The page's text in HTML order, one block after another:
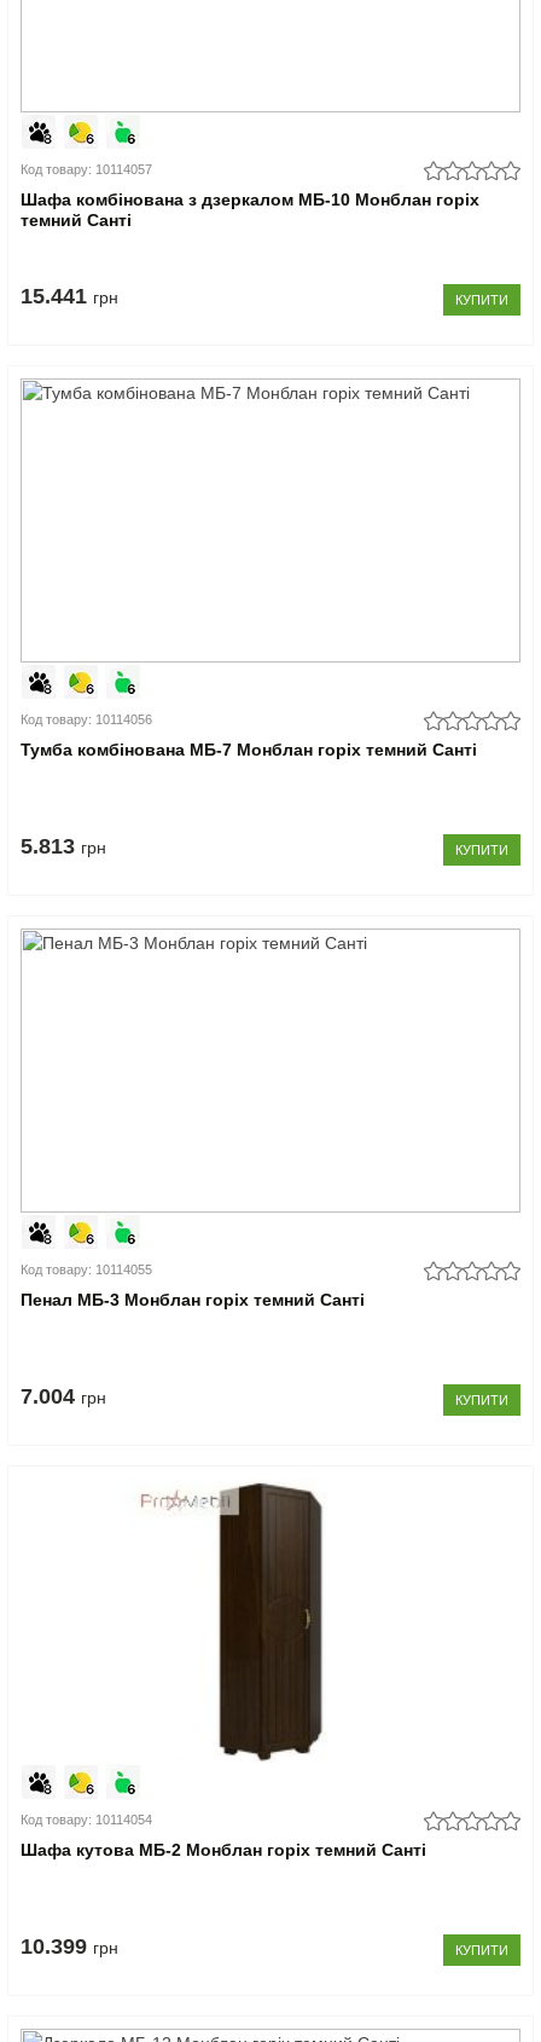
Код товару: 10114057
Шафа комбінована з дзеркалом МБ-10 Монблан горіх
темний Санті
15.441 грн КУПИТИ
Код товару: 10114056
Тумба комбінована МБ-7 Монблан горіх темний Санті
5.813 грн КУПИТИ
Код товару: 10114055
Пенал МБ-3 Монблан горіх темний Санті
7.004 грн КУПИТИ
Код товару: 10114054
Шафа кутова МБ-2 Монблан горіх темний Санті
10.399 грн КУПИТИ